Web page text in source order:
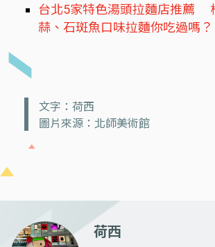
台北5家特色湯頭拉麵店推薦
蒜、石斑魚口味拉麵你吃過嗎？
文字：荷西
圖片來源：北師美術館
荷西